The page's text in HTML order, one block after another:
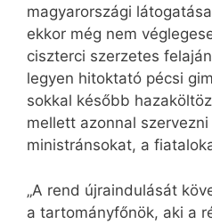
magyarországi
ekkor még nem
ciszterci szerzetes
legyen hitoktató pécsi
sokkal később
mellett azonnal
ministránsokat, a
„A rend újraindulását
a tartományfőnök, aki a